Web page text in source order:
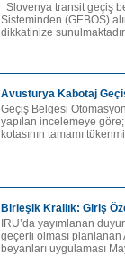
Slovenya transit geçiş
Sisteminden (GEBOS)
dikkatinize
Avusturya Kabotaj
Geçiş Belgesi
yapılan incelemeye
kotasının tamamı
Birleşik Krallık: Giriş
IRU’da yayımlanan
geçerli olması
beyanları uygulaması